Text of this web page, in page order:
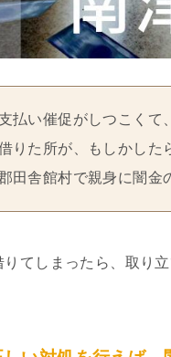
払い催促がしつこくて
りた所が、もしかし
田舎館村で親身に闇金
りてしまったら、取り